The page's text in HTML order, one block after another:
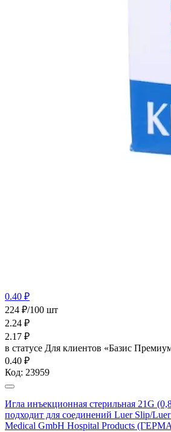
0.40 ₽
224 ₽/100 шт
2.24 ₽
2.17 ₽
в статусе Для клиентов «Базис
0.40 ₽
Код: 23959
Игла инъекционная стерильная 21G
подходит для соединений Luer Slip/
Medical GmbH Hospital Products